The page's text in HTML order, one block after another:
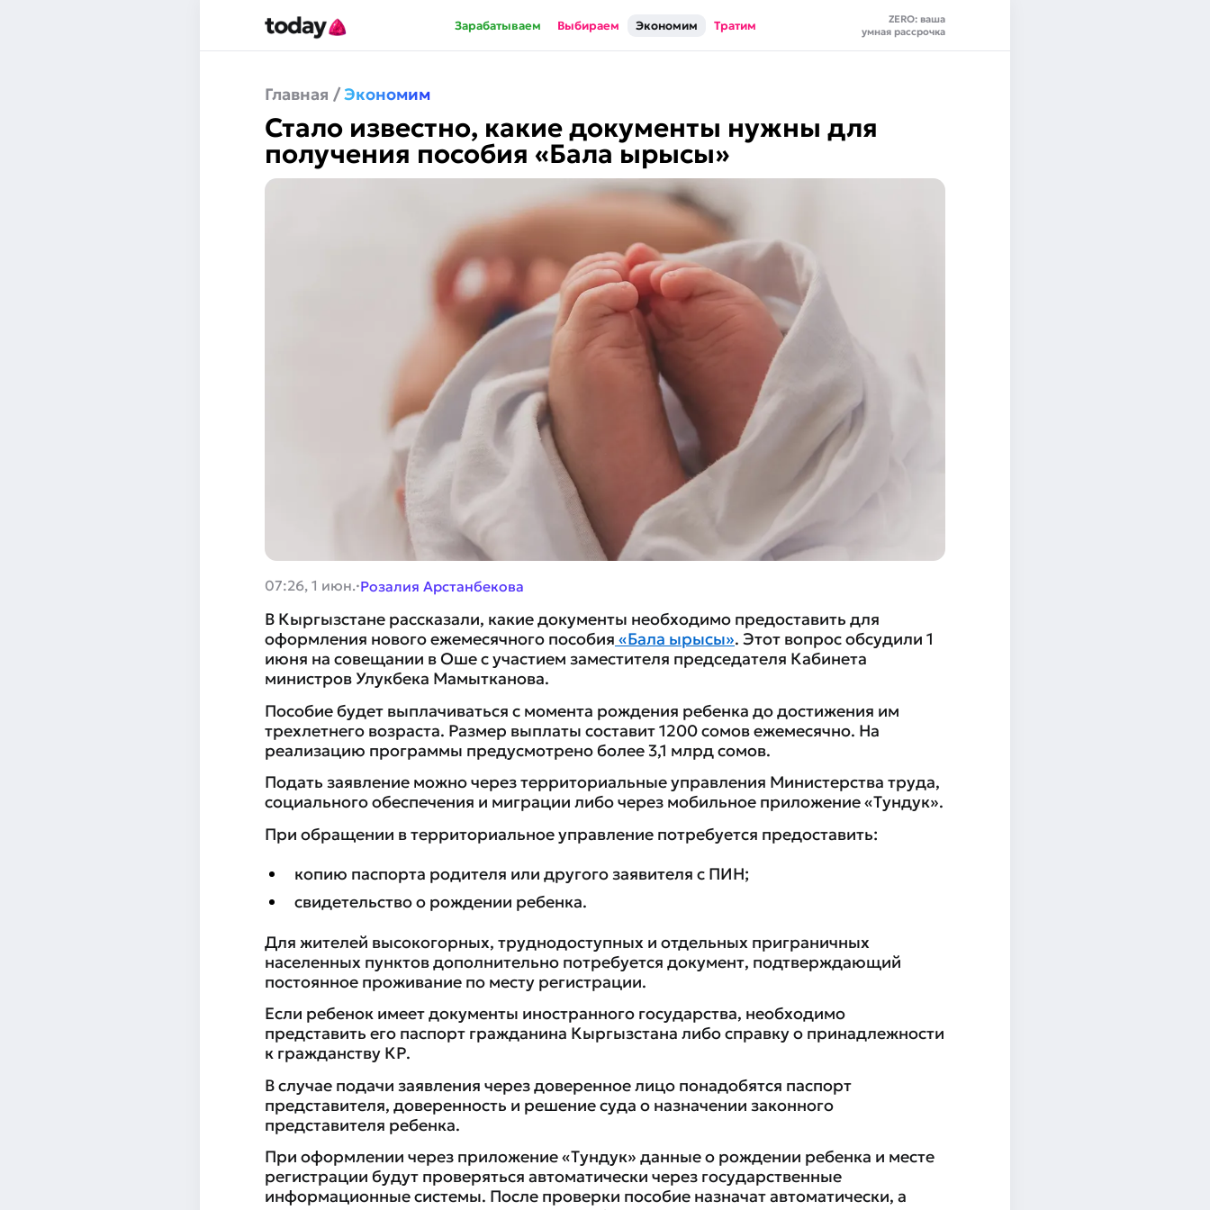
Зарабатываем Выбираем Экономим Тратим
ZERO: ваша
умная рассрочка
Главная /Экономим
Стало известно, какие документы нужны для
получения пособия «Бала ырысы»
07:26, 1 июн.·Розалия Арстанбекова
В Кыргызстане рассказали, какие документы необходимо предоставить для
оформления нового ежемесячного пособия «Бала ырысы». Этот вопрос обсудили 1
июня на совещании в Оше с участием заместителя председателя Кабинета
министров Улукбека Мамытканова.
Пособие будет выплачиваться с момента рождения ребенка до достижения им
трехлетнего возраста. Размер выплаты составит 1200 сомов ежемесячно. На
реализацию программы предусмотрено более 3,1 млрд сомов.
Подать заявление можно через территориальные управления Министерства труда,
социального обеспечения и миграции либо через мобильное приложение «Тундук».
При обращении в территориальное управление потребуется предоставить:
копию паспорта родителя или другого заявителя с ПИН;
свидетельство о рождении ребенка.
Для жителей высокогорных, труднодоступных и отдельных приграничных
населенных пунктов дополнительно потребуется документ, подтверждающий
постоянное проживание по месту регистрации.
Если ребенок имеет документы иностранного государства, необходимо
представить его паспорт гражданина Кыргызстана либо справку о принадлежности
к гражданству КР.
В случае подачи заявления через доверенное лицо понадобятся паспорт
представителя, доверенность и решение суда о назначении законного
представителя ребенка.
При оформлении через приложение «Тундук» данные о рождении ребенка и месте
регистрации будут проверяться автоматически через государственные
информационные системы. После проверки пособие назначат автоматически, а